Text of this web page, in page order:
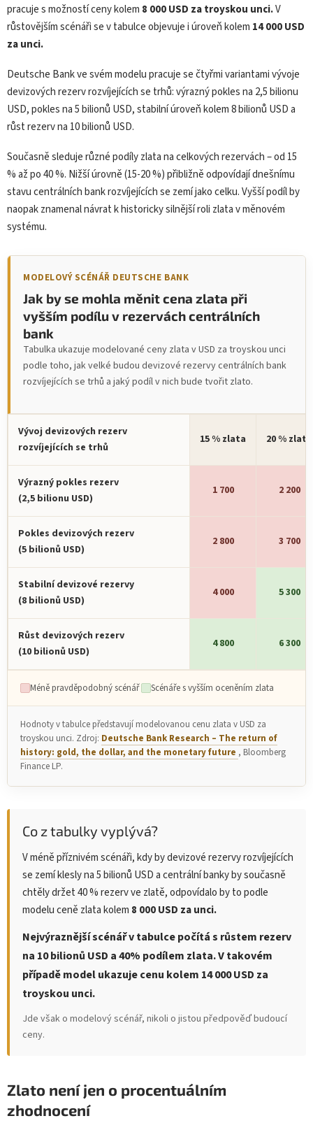
pracuje s možností ceny kolem 8 000 USD za troyskou unci.V
růstovějším scénáři se v tabulce objevuje i úroveň kolem 14 000 USD
za unci.
Deutsche Bank ve svém modelu pracuje se čtyřmi variantami vývoje
devizových rezerv rozvíjejících se trhů: výrazný pokles na 2,5 bilionu
USD, pokles na 5 bilionů USD, stabilní úroveň kolem 8 bilionů USD a
růst rezerv na 10 bilionů USD.
Současně sleduje různé podíly zlata na celkových rezervách – od 15
% až po 40 %. Nižší úrovně (15-20 %) přibližně odpovídají dnešnímu
stavu centrálních bank rozvíjejících se zemí jako celku. Vyšší podíl by
naopak znamenal návrat k historicky silnější roli zlata v měnovém
systému.
MODELOVÝ SCÉNÁŘ DEUTSCHE BANK
Jak by se mohla měnit cena zlata při
vyšším podílu v rezervách centrálních
bank
Tabulka ukazuje modelované ceny zlata v USD za troyskou unci
podle toho, jak velké budou devizové rezervy centrálních bank
rozvíjejících se trhů a jaký podíl v nich bude tvořit zlato.
Vývoj devizových rezerv
rozvíjejících se trhů
15 % zlata 20 % zlata
Výrazný pokles rezerv
(2,5 bilionu USD)
1 700 2 200
Pokles devizových rezerv
(5 bilionů USD)
2 800 3 700
Stabilní devizové rezervy
(8 bilionů USD)
4 000 5 300
Růst devizových rezerv
(10 bilionů USD)
4 800 6 300
Méně pravděpodobný scénář Scénáře s vyšším oceněním zlata
Hodnoty v tabulce představují modelovanou cenu zlata v USD za
troyskou unci. Zdroj: Deutsche Bank Research – The return of
history: gold, the dollar, and the monetary future , Bloomberg
Finance LP.
Co z tabulky vyplývá?
V méně příznivém scénáři, kdy by devizové rezervy rozvíjejících
se zemí klesly na 5 bilionů USD a centrální banky by současně
chtěly držet 40 % rezerv ve zlatě, odpovídalo by to podle
modelu ceně zlata kolem 8 000 USD za unci.
Nejvýraznější scénář v tabulce počítá s růstem rezerv
na 10 bilionů USD a 40% podílem zlata. V takovém
případě model ukazuje cenu kolem 14 000 USD za
troyskou unci.
Jde však o modelový scénář, nikoli o jistou předpověď budoucí
ceny.
Zlato není jen o procentuálním
zhodnocení